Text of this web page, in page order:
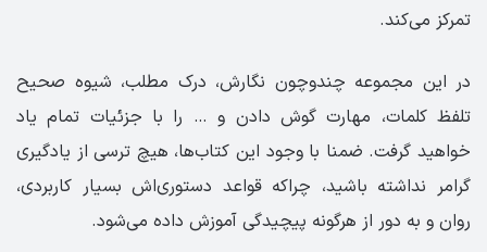
تمرکز می‌کند.
در این مجموعه چندوچون نگارش، درک مطلب، شیوه صحیح
تلفظ کلمات، مهارت گوش دادن و … را با جزئیات تمام یاد
خواهید گرفت. ضمنا با وجود این کتاب‌ها، هیچ ترسی از یادگیری
گرامر نداشته باشید، چراکه قواعد دستوری‌اش بسیار کاربردی،
روان و به دور از هرگونه پیچیدگی آموزش داده می‌شود.